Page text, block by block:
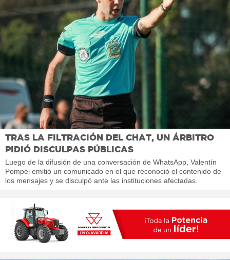
TRAS LA FILTRACIÓN DEL CHAT, UN ÁRBITRO
PIDIÓ DISCULPAS PÚBLICAS
Luego de la difusión de una conversación de WhatsApp, Valentín
Pompei emitió un comunicado en el que reconoció el contenido de
los mensajes y se disculpó ante las instituciones afectadas.